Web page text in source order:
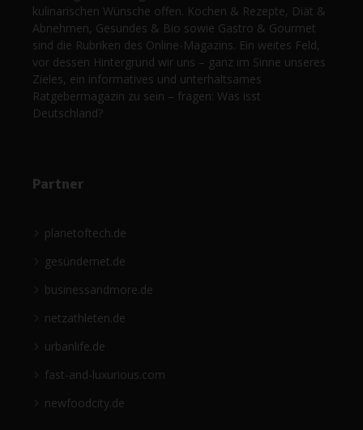
kulinarischen Wünsche offen. Kochen & Rezepte, Diät &
Abnehmen, Gesundes & Bio sowie Gastro & Gourmet
sind die Rubriken des Online-Magazins. Ein weites Feld,
vor dessen Hintergrund wir uns – ganz im Sinne unseres
Zieles, ein informatives und unterhaltsames
Ratgebermagazin zu sein – fragen: Was isst
Deutschland?
Partner
planetoftech.de
gesündernet.de
businessandmore.de
netzathleten.de
urbanlife.de
fast-and-luxurious.com
newfoodcity.de